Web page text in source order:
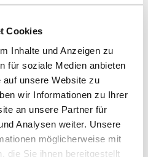
Cookies
Inhalte und Anzeigen zu
für soziale Medien anbieten
unsere Website zu
wir Informationen zu Ihrer
an unsere Partner für
Analysen weiter. Unsere
möglicherweise mit
die Sie ihnen bereitgestellt
Torre Sances, 406/D